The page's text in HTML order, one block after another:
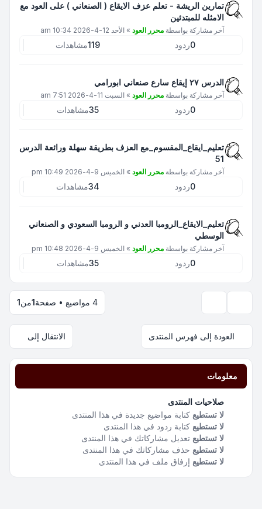
تمارين الريشة - تعلم عزف الايقاع ( الصنعاني ) على العود مع
الامثله للمبتدئين
آخر مشاركة بواسطة محرر العود » الأحد 12-4-2026 10:34 am
0ردود 119مشاهدات
الدرس ٢٧ إيقاع سارع صنعاني ابورامي
آخر مشاركة بواسطة محرر العود » السبت 11-4-2026 7:51 am
0ردود 35مشاهدات
تعليم_ايقاع_المقسوم_مع العزف بطريقة سهلة ورائعة الدرس
51
آخر مشاركة بواسطة محرر العود » الخميس 9-4-2026 10:49 pm
0ردود 34مشاهدات
تعليم_الايقاع_الرومبا العدني و الرومبا السعودي و الصنعاني
الوسطي
آخر مشاركة بواسطة محرر العود » الخميس 9-4-2026 10:48 pm
0ردود 35مشاهدات
4 مواضيع • صفحة 1من1
العودة إلى فهرس المنتدى الانتقال إلى
معلومات
صلاحيات المنتدى
لا تستطيع كتابة مواضيع جديدة في هذا المنتدى
لا تستطيع كتابة ردود في هذا المنتدى
لا تستطيع تعديل مشاركاتك في هذا المنتدى
لا تستطيع حذف مشاركاتك في هذا المنتدى
لا تستطيع إرفاق ملف في هذا المنتدى